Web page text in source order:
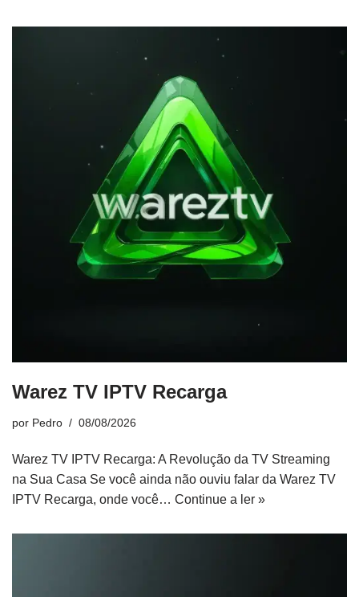
Warez TV IPTV Recarga
por Pedro 08/08/2026
Warez TV IPTV Recarga: A Revolução da TV Streaming
na Sua Casa Se você ainda não ouviu falar da Warez TV
IPTV Recarga, onde você… Continue a ler »